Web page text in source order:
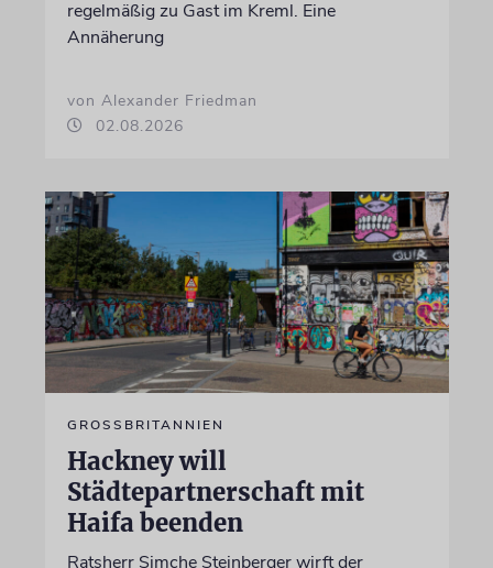
regelmäßig zu Gast im Kreml. Eine
Annäherung
von Alexander Friedman
02.08.2026
GROSSBRITANNIEN
Hackney will
Städtepartnerschaft mit
Haifa beenden
Ratsherr Simche Steinberger wirft der